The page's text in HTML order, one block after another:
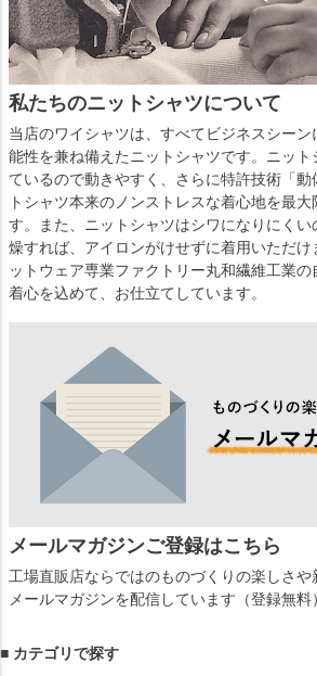
私たちのニットシャツについて
当店のワイシャツは、すべてビジネスシー
能性を兼ね備えたニットシャツです。ニッ
ているので動きやすく、さらに特許技術「動
トシャツ本来のノンストレスな着心地を最大
す。また、ニットシャツはシワになりにく
燥すれば、アイロンがけせずに着用いただ
ットウェア専業ファクトリー丸和繊維工業の
着心を込めて、お仕立てしています。
メールマガジンご登録はこちら
工場直販店ならではのものづくりの楽しさや
メールマガジンを配信しています（登録無料
■ カテゴリで探す